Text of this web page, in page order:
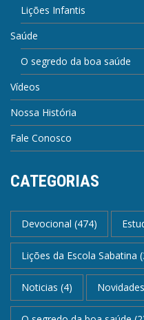
Lições Infantis
Saúde
O segredo da boa saúde
Vídeos
Nossa História
Fale Conosco
CATEGORIAS
Devocional (474)
Lições da Escola Sabatina
Noticias (4)